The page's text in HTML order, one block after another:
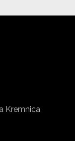
Kremnica